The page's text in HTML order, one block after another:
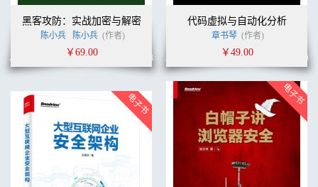
黑客攻防：实战加密与解密
陈小兵 陈小兵 (作者)
￥69.00
代码虚拟与自动化分析
章书琴 (作者)
￥49.00